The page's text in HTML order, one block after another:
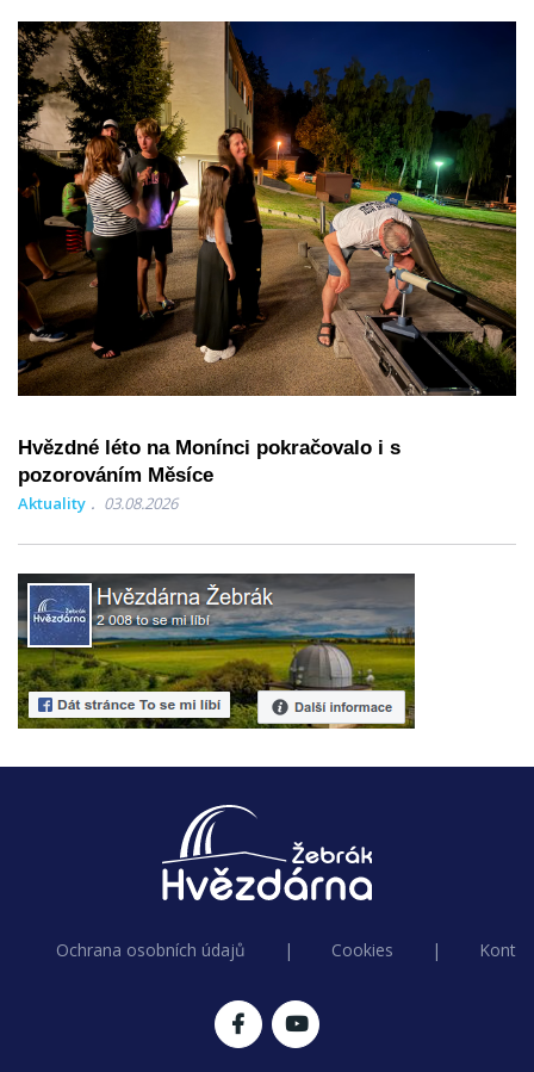
Hvězdné léto na Monínci pokračovalo i s
pozorováním Měsíce
Aktuality 03.08.2026
Ochrana osobních údajů | Cookies |